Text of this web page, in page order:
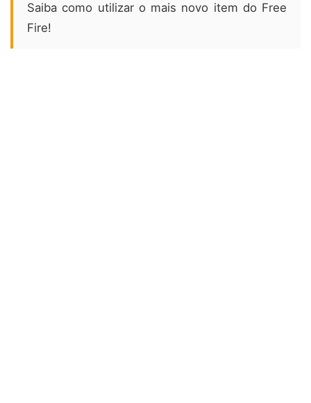
Saiba como utilizar o mais novo item do Free
Fire!